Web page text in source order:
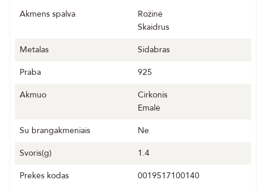
Akmens spalva
Rožinė
Skaidrus
Metalas
Sidabras
Praba
925
Akmuo
Cirkonis
Emalė
Su brangakmeniais
Ne
Svoris(g)
1.4
Prekės kodas
0019517100140